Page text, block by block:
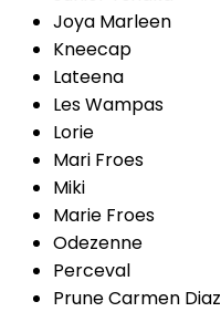
Joya Marleen
Kneecap
Lateena
Les Wampas
Lorie
Mari Froes
Miki
Marie Froes
Odezenne
Perceval
Prune Carmen Diaz